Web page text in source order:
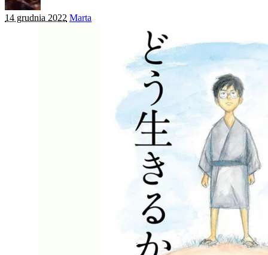
14 grudnia 2022 Posted
Marta